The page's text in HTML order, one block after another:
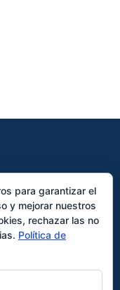
para garantizar el
y mejorar nuestros
rechazar las no
Política de